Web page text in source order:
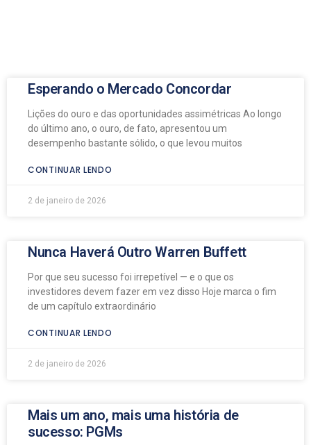
Esperando o Mercado Concordar
Lições do ouro e das oportunidades assimétricas Ao longo
do último ano, o ouro, de fato, apresentou um
desempenho bastante sólido, o que levou muitos
CONTINUAR LENDO
2 de janeiro de 2026
Nunca Haverá Outro Warren Buffett
Por que seu sucesso foi irrepetível — e o que os
investidores devem fazer em vez disso Hoje marca o fim
de um capítulo extraordinário
CONTINUAR LENDO
2 de janeiro de 2026
Mais um ano, mais uma história de
sucesso: PGMs